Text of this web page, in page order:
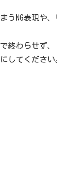
うNG表現や
で終わらせず
してください